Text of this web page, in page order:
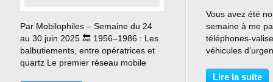
Par Mobilophiles – Semaine du 24
au 30 juin 2025 🔙 1956–1986 : Les
balbutiements, entre opératrices et
quartz Le premier réseau mobile
Vous avez été
semaine à me
téléphones-
véhicules
souvenir du
Lire la suite